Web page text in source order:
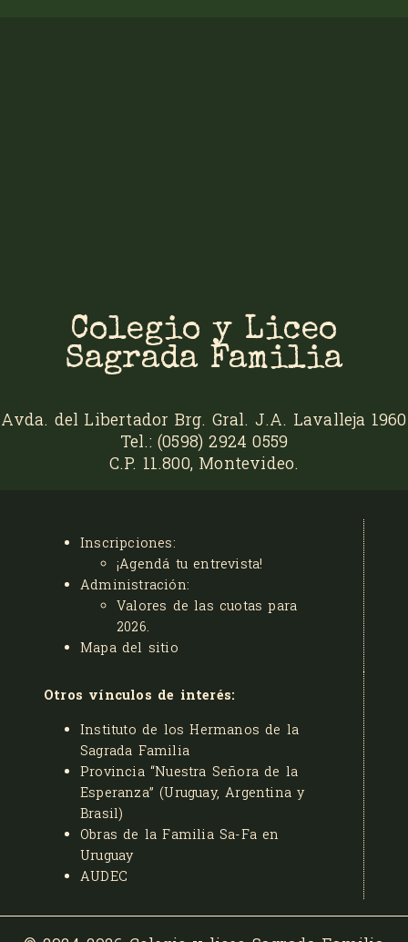
Colegio y Liceo
Sagrada Familia
Avda. del Libertador Brg. Gral. J.A. Lavalleja 1960
Tel.: (0598) 2924 0559
C.P. 11.800, Montevideo.
Inscripciones:
¡Agendá tu entrevista!
Administración:
Valores de las cuotas para
2026.
Mapa del sitio
Otros vínculos de interés:
Instituto de los Hermanos de la
Sagrada Familia
Provincia “Nuestra Señora de la
Esperanza” (Uruguay, Argentina y
Brasil)
Obras de la Familia Sa-Fa en
Uruguay
AUDEC